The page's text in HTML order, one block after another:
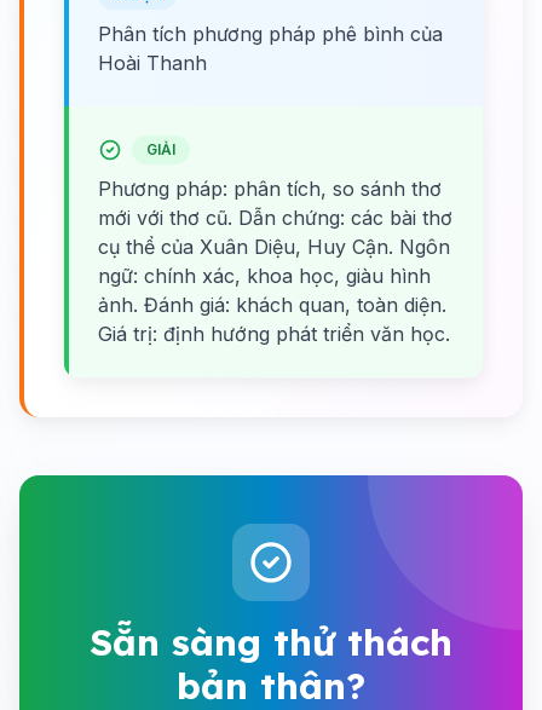
Phân tích phương pháp phê bình của
Hoài Thanh
GIẢI
Phương pháp: phân tích, so sánh thơ
mới với thơ cũ. Dẫn chứng: các bài thơ
cụ thể của Xuân Diệu, Huy Cận. Ngôn
ngữ: chính xác, khoa học, giàu hình
ảnh. Đánh giá: khách quan, toàn diện.
Giá trị: định hướng phát triển văn học.
Sẵn sàng thử thách
bản thân?